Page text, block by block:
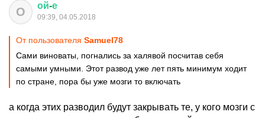
О ой-е
09:39, 04.05.2018
От пользователя Samuel78
Сами виноваты, погнались за халявой посчитав себя
самыми умными. Этот развод уже лет пять минимум ходит
по стране, пора бы уже мозги то включать
а когда этих разводил будут закрывать те, у кого мозги с